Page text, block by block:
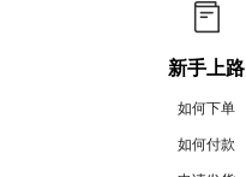
新手上路
如何下单
如何付款